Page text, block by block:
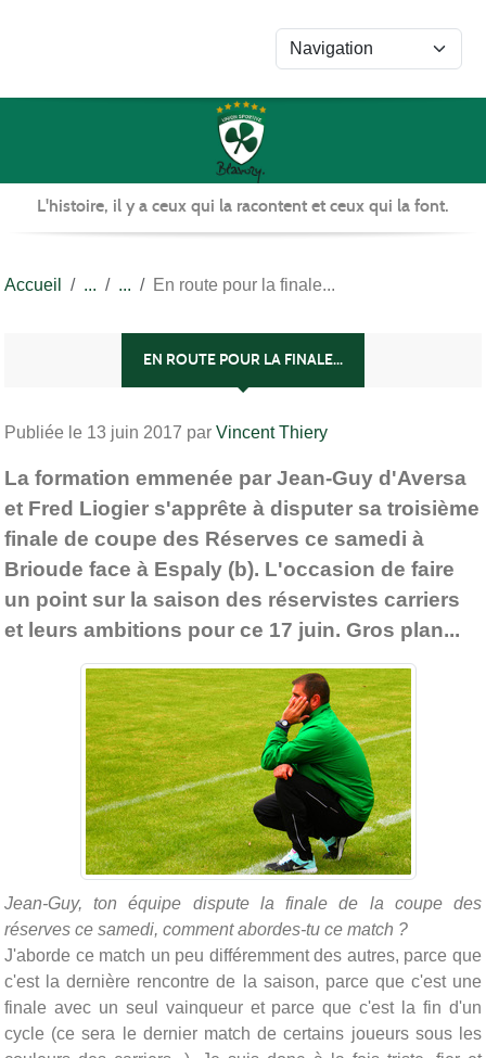
L'histoire, il y a ceux qui la racontent et ceux qui la font.
Accueil En route pour la finale...
EN ROUTE POUR LA FINALE...
Publiée le 13 juin 2017 par Vincent Thiery
La formation emmenée par Jean-Guy d'Aversa
et Fred Liogier s'apprête à disputer sa troisième
finale de coupe des Réserves ce samedi à
Brioude face à Espaly (b). L'occasion de faire
un point sur la saison des réservistes carriers
et leurs ambitions pour ce 17 juin. Gros plan...
Jean-Guy, ton équipe dispute la finale de la coupe des
réserves ce samedi, comment abordes-tu ce match ?
J'aborde ce match un peu différemment des autres, parce que
c'est la dernière rencontre de la saison, parce que c'est une
finale avec un seul vainqueur et parce que c'est la fin d'un
cycle (ce sera le dernier match de certains joueurs sous les